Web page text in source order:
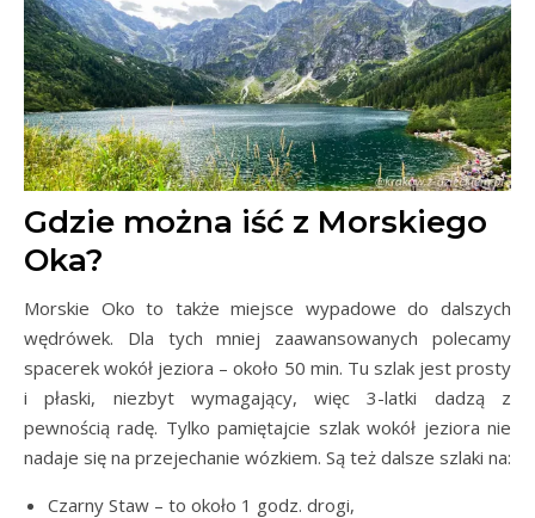
Gdzie można iść z Morskiego
Oka?
Morskie Oko to także miejsce wypadowe do dalszych
wędrówek. Dla tych mniej zaawansowanych polecamy
spacerek wokół jeziora – około 50 min. Tu szlak jest prosty
i płaski, niezbyt wymagający, więc 3-latki dadzą z
pewnością radę. Tylko pamiętajcie szlak wokół jeziora nie
nadaje się na przejechanie wózkiem. Są też dalsze szlaki na:
Czarny Staw – to około 1 godz. drogi,